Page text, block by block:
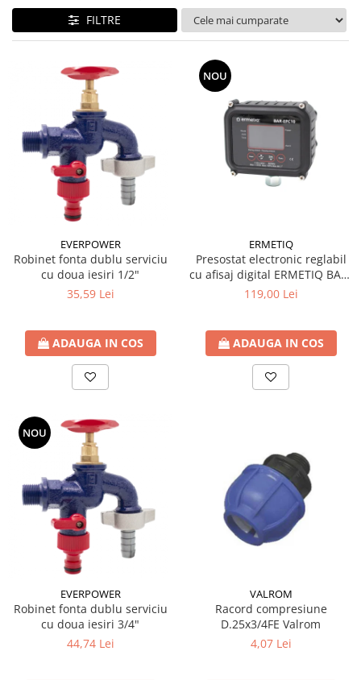
btu
Aparate de Aer conditionat 12000
Aparate de Aer conditionat 18000
Aparate de Aer conditionat 24000
btu
Aparate de Aer conditionat 27000
Panouri solare
Panouri solare presurizate si
Accesorii Panouri solare
Pompe de circulaţie pentru
instalaţiile termice solare
Incazire in Pardoseala
Incalzire clasica in pardoseala
Teava incalzire pardoseala
PLACA NUTURI/TACKER
Grupuri de pompare si amestec
Distribuitoare
Cutii distribuitor
Automatizare
Banda perimetrala
Accesorii
Aditiv Sapa
Pachete incalzire in pardoseala
Pompe de caldura
Termostate de Ambient
Panouri fotovoltaice
FILTRE
EVERPOWER
Robinet fonta dublu serviciu
cu doua iesiri 1/2"
35,59 Lei
ADAUGA IN COS
NOU
ERMETIQ
Presostat electronic reglabil
cu afisaj digital ERMETIQ BAR-
EPC10
119,00 Lei
ADAUGA IN COS
NOU
EVERPOWER
Robinet fonta dublu serviciu
cu doua iesiri 3/4"
44,74 Lei
VALROM
Racord compresiune
D.25x3/4FE Valrom
4,07 Lei